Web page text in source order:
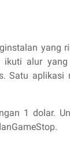
yang
alur
Satu aplikasi
1 dolar.